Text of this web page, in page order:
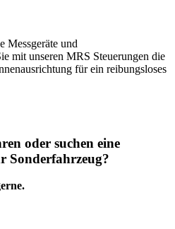
Messgeräte und
mit unseren MRS Steuerungen die
für ein reibungsloses
oder suchen eine
Sonderfahrzeug?